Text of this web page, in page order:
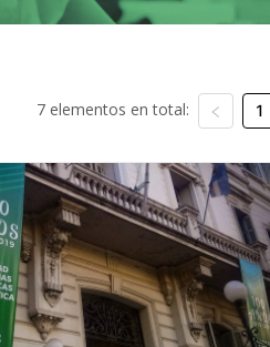
7 elementos en total: 1